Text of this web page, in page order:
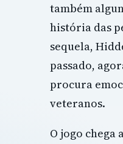
também
história das
sequela,
passado,
procura
veteranos.
O jogo chega